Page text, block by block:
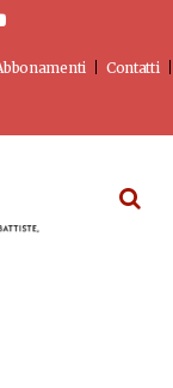
Contatti